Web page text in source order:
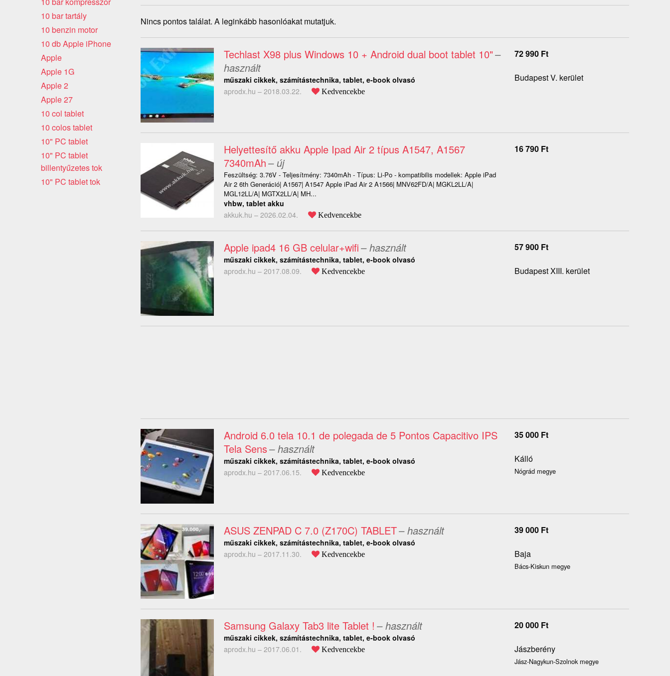
Nincs pontos találat. A leginkább hasonlóakat mutatjuk.
Techlast X98 plus Windows 10 + Android dual boot tablet 10"–
használt
műszaki cikkek, számítástechnika, tablet, e-book olvasó
aprodx.hu – 2018.03.22. Kedvencekbe
72 990 Ft
Budapest V. kerület
Helyettesítő akku Apple Ipad Air 2 típus A1547, A1567
7340mAh– új
Feszültség: 3.76V - Teljesítmény: 7340mAh - Típus: Li-Po - kompatibilis modellek: Apple iPad
Air 2 6th Generáció| A1567| A1547 Apple iPad Air 2 A1566| MNV62FD/A| MGKL2LL/A|
MGL12LL/A| MGTX2LL/A| MH...
vhbw, tablet akku
akkuk.hu – 2026.02.04. Kedvencekbe
16 790 Ft
Apple ipad4 16 GB celular+wifi– használt
műszaki cikkek, számítástechnika, tablet, e-book olvasó
aprodx.hu – 2017.08.09. Kedvencekbe
57 900 Ft
Budapest XIII. kerület
Android 6.0 tela 10.1 de polegada de 5 Pontos Capacitivo IPS
Tela Sens– használt
műszaki cikkek, számítástechnika, tablet, e-book olvasó
aprodx.hu – 2017.06.15. Kedvencekbe
35 000 Ft
Kálló
Nógrád megye
ASUS ZENPAD C 7.0 (Z170C) TABLET– használt
műszaki cikkek, számítástechnika, tablet, e-book olvasó
aprodx.hu – 2017.11.30. Kedvencekbe
39 000 Ft
Baja
Bács-Kiskun megye
Samsung Galaxy Tab3 lite Tablet ! – használt
műszaki cikkek, számítástechnika, tablet, e-book olvasó
aprodx.hu – 2017.06.01. Kedvencekbe
20 000 Ft
Jászberény
Jász-Nagykun-Szolnok megye
10 bar tartály
10 benzin motor
10 db Apple iPhone
Apple
Apple 1G
Apple 2
Apple 27
10 col tablet
10 colos tablet
10" PC tablet
10" PC tablet
billentyűzetes tok
10" PC tablet tok